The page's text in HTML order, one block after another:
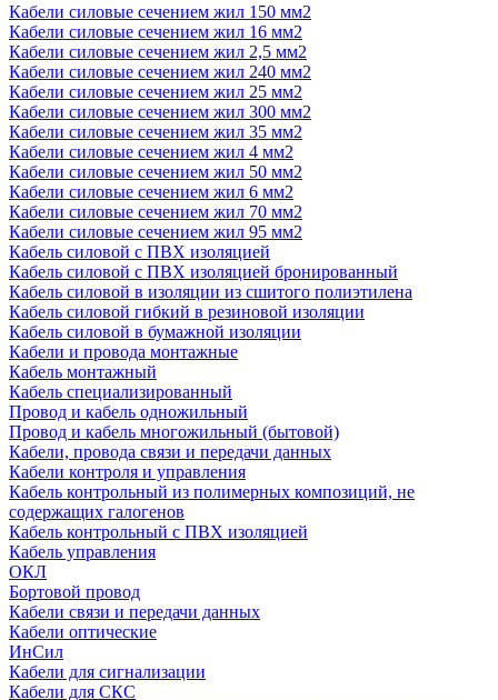
Кабели силовые сечением жил 150 мм2
Кабели силовые сечением жил 16 мм2
Кабели силовые сечением жил 2,5 мм2
Кабели силовые сечением жил 240 мм2
Кабели силовые сечением жил 25 мм2
Кабели силовые сечением жил 300 мм2
Кабели силовые сечением жил 35 мм2
Кабели силовые сечением жил 4 мм2
Кабели силовые сечением жил 50 мм2
Кабели силовые сечением жил 6 мм2
Кабели силовые сечением жил 70 мм2
Кабели силовые сечением жил 95 мм2
Кабель силовой с ПВХ изоляцией
Кабель силовой с ПВХ изоляцией бронированный
Кабель силовой в изоляции из сшитого полиэтилена
Кабель силовой гибкий в резиновой изоляции
Кабель силовой в бумажной изоляции
Кабели и провода монтажные
Кабель монтажный
Кабель специализированный
Провод и кабель одножильный
Провод и кабель многожильный (бытовой)
Кабели, провода связи и передачи данных
Кабели контроля и управления
Кабель контрольный из полимерных композиций, не
содержащих галогенов
Кабель контрольный с ПВХ изоляцией
Кабель управления
ОКЛ
Бортовой провод
Кабели связи и передачи данных
Кабели оптические
ИнСил
Кабели для сигнализации
Кабели для СКС